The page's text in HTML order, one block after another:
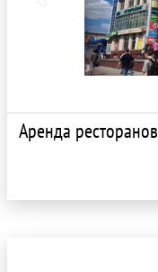
Аренда ресторанов